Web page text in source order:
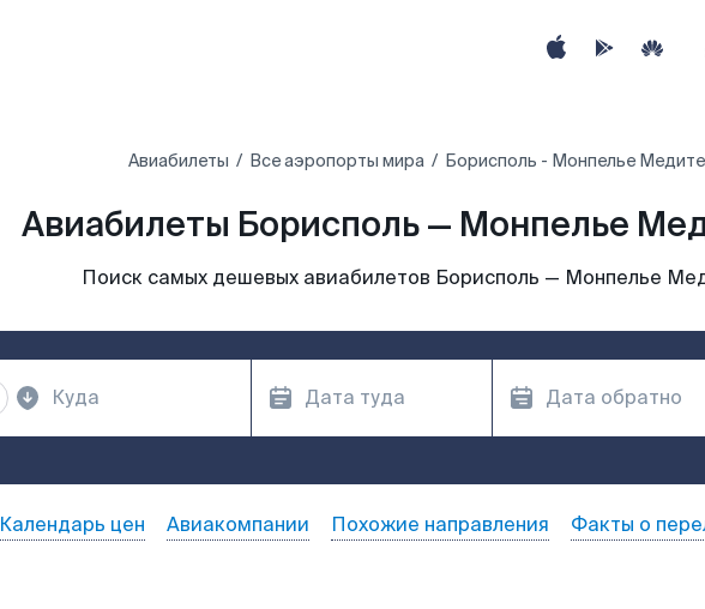
Авиабилеты Все аэропорты мира Борисполь - Монпелье
Авиабилеты Борисполь — Монпелье
Поиск самых дешевых авиабилетов Борисполь — Монпелье
Календарь цен Авиакомпании Похожие направления Факты о